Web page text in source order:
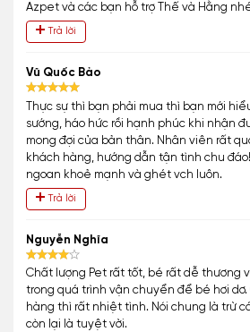
Azpet và các bạn hỗ trợ Thế và Hằng
Trả lời
Vũ Quốc Bảo
Thực sự thì bạn phải mua thì bạn mới
sướng, háo hức rồi hạnh phúc khi nhận
mong đợi của bản thân. Nhân viên rất
khách hàng, hướng dẫn tận tình chu
ngoan khoẻ mạnh và ghét vch luôn.
Trả lời
Nguyễn Nghĩa
Chất lượng Pet rất tốt, bé rất dễ thương
trong quá trình vận chuyển để bé hơi dơ.
hàng thì rất nhiệt tình. Nói chung là trừ
còn lại là tuyệt vời.